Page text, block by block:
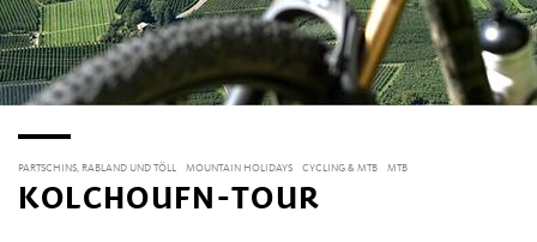
PARTSCHINS, RABLAND UND TÖLL MOUNTAIN HOLIDAYS CYCLING & MTB MTB
KOLCHOUFN-TOUR